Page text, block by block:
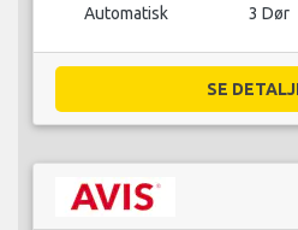
Automatisk 3 Dør
SE